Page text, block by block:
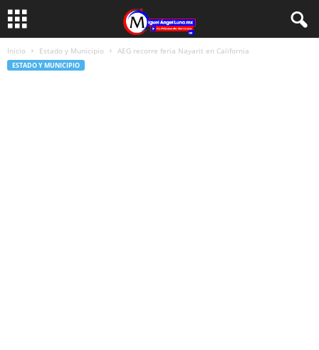
Inicio Estado y Municipio AEG recorre feria Nayarit en California
ESTADO Y MUNICIPIO